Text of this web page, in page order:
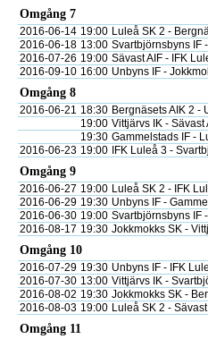
Omgång 7
2016-06-14 19:00 Luleå SK 2 -
2016-06-18 13:00 Svartbjörnsbyns IF
2016-07-26 19:00 Sävast AIF - IFK
2016-09-10 16:00 Unbyns IF -
Omgång 8
2016-06-21 18:30 Bergnäsets AIK 2 -
19:00 Vittjärvs IK - Sävast
19:30 Gammelstads IF -
2016-06-23 19:00 IFK Luleå 3 -
Omgång 9
2016-06-27 19:00 Luleå SK 2 - IFK
2016-06-29 19:30 Unbyns IF -
2016-06-30 19:00 Svartbjörnsbyns IF
2016-08-17 19:30 Jokkmokks SK -
Omgång 10
2016-07-29 19:30 Unbyns IF - IFK
2016-07-30 13:00 Vittjärvs IK -
2016-08-02 19:30 Jokkmokks SK -
2016-08-03 19:00 Luleå SK 2 - Sävast
Omgång 11